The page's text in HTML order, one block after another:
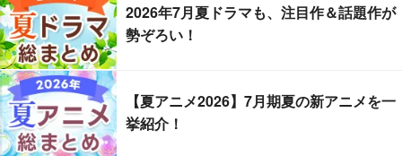
2026年7月夏ドラマも、注目作＆話題作が
勢ぞろい！
【夏アニメ2026】7月期夏の新アニメを一
挙紹介！